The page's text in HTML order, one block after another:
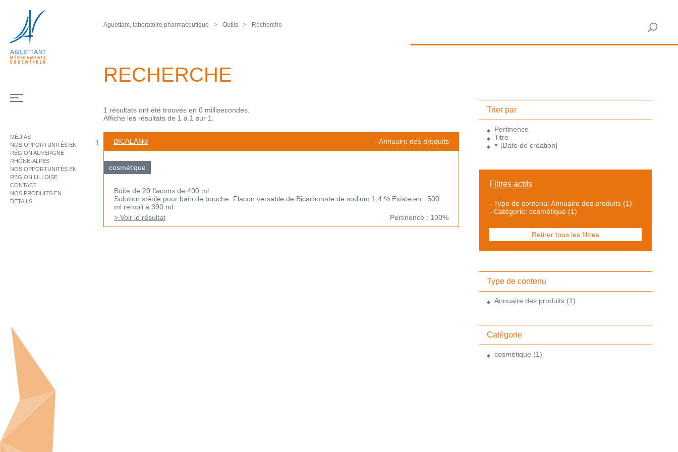
MÉDIAS
NOS OPPORTUNITÉS EN
RÉGION AUVERGNE-
RHÔNE-ALPES
NOS OPPORTUNITÉS EN
RÉGION LILLOISE
CONTACT
NOS PRODUITS EN
DÉTAILS
Aguettant, laboratoire pharmaceutique Outils Recherche
RECHERCHE
1 résultats ont été trouvés en 0 millisecondes.
Affiche les résultats de 1 à 1 sur 1.
BICALAN® Annuaire des produits
cosmétique
Boite de 20 flacons de 400 ml
Solution stérile pour bain de bouche. Flacon versable de Bicarbonate de sodium 1,4 % Existe en : 500
ml rempli à 390 ml.
> Voir le résultat
Pertinence : 100%
Trier par
Pertinence
Titre
[Date de création]
Filtres actifs
- Type de contenu: Annuaire des produits (1)
- Catégorie: cosmétique (1)
Retirer tous les filtres
Type de contenu
Annuaire des produits (1)
Catégorie
cosmétique (1)